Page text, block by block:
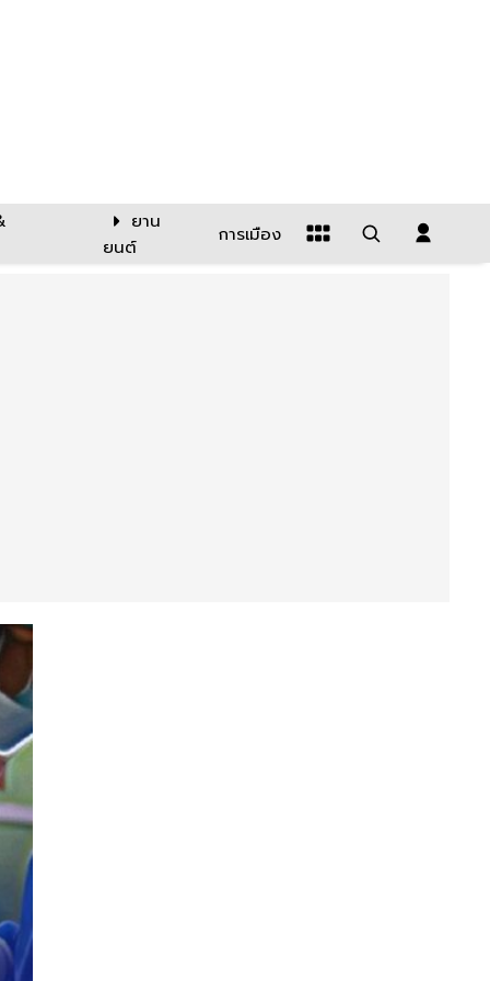
ยาน
ยนต์
การเมือง